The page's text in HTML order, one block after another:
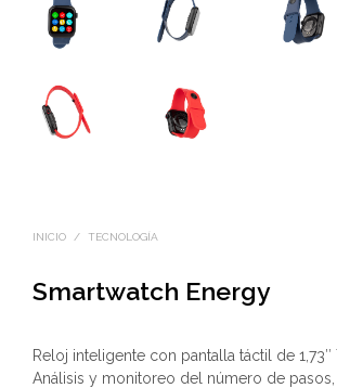
INICIO / TECNOLOGÍA
Smartwatch Energy
Reloj inteligente con pantalla táctil de 1,73″
Análisis y monitoreo del número de pasos,